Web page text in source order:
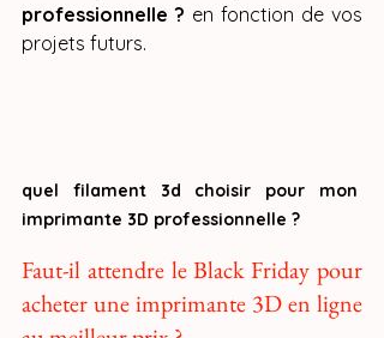
professionnelle ? en fonction de vos
projets futurs.
quel filament 3d choisir pour mon
imprimante 3D professionnelle ?
Faut-il attendre le Black Friday pour
acheter une imprimante 3D en ligne